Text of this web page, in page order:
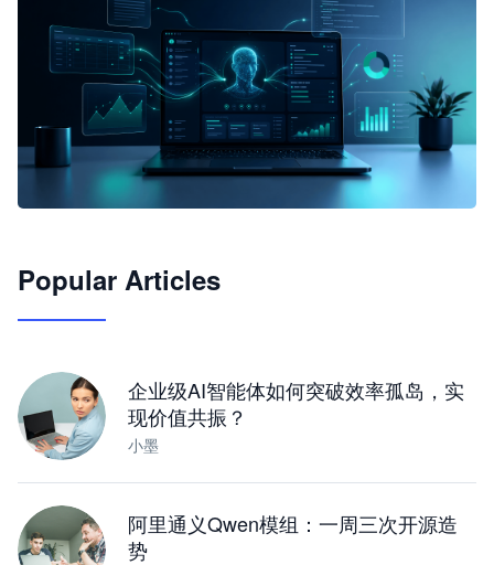
JimoClaw 桌面 AI Agent 工作台
Popular Articles
企业级AI智能体如何突破效率孤岛，实
现价值共振？
小墨
阿里通义Qwen模组：一周三次开源造
势